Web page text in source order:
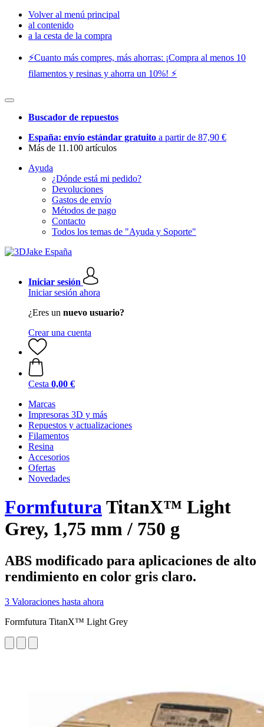
Volver al menú principal
al contenido
a la cesta de la compra
⚡️Cuanto más compres, más ahorras: ¡Compra al menos 10
filamentos y resinas y ahorra un 10%! ⚡️
Buscador de repuestos
España: envío estándar gratuito a partir de 87,90 €
Más de 11.100 artículos
Ayuda
¿Dónde está mi pedido?
Devoluciones
Gastos de envío
Métodos de pago
Contacto
Todos los temas de "Ayuda y Soporte"
Iniciar sesión
Iniciar sesión ahora
¿Eres un nuevo usuario?
Crear una cuenta
Cesta 0,00 €
Marcas
Impresoras 3D y más
Repuestos y actualizaciones
Filamentos
Resina
Accesorios
Ofertas
Novedades
FormfuturaTitanX™ Light
Grey, 1,75 mm / 750 g
ABS modificado para aplicaciones de alto
rendimiento en color gris claro.
3 Valoraciones hasta ahora
Formfutura TitanX™ Light Grey